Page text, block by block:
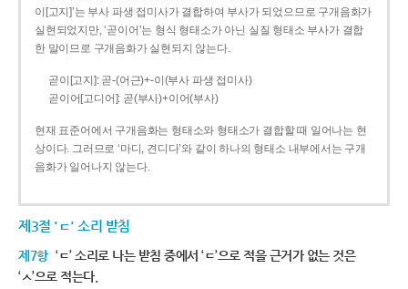
이[고지]’는 부사 파생 접미사가 결합하여 부사가 되었으므로 구개음화가
실현되었지만, ‘곧이어’는 형식 형태소가 아닌 실질 형태소 부사가 결합
한 말이므로 구개음화가 실현되지 않는다.
곧이[고지]: 곧-­(어근)+­-이(부사 파생 접미사)
곧이어[고디어]: 곧(부사)+이어(부사)
현재 표준어에서 구개음화는 형태소와 형태소가 결합할 때 일어나는 현
상이다. 그러므로 ‘마디, 견디다’와 같이 하나의 형태소 내부에서는 구개
음화가 일어나지 않는다.
제3절 'ㄷ' 소리 받침
제7항 ‘ㄷ’ 소리로 나는 받침 중에서 ‘ㄷ’으로 적을 근거가 없는 것은
‘ㅅ’으로 적는다.